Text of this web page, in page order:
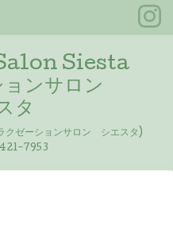
Siesta
ンサロン
タ
ーションサロン シエスタ)
7953